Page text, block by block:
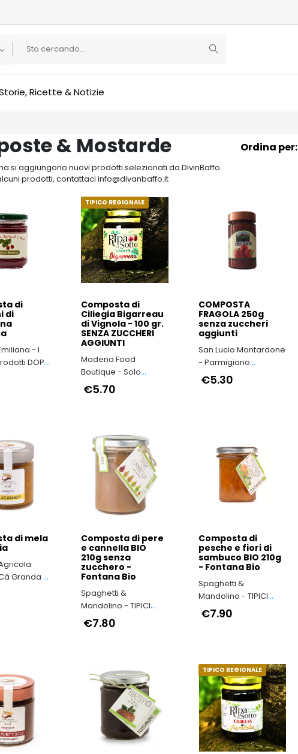
Ricette & Notizie
& Mostarde
si aggiungono nuovi prodotti selezionati da DivinBaffo.
prodotti, contattaci info@divanbaffo.it
Ordina per:
di
di
- I
DOP
TIPICO REGIONALE
Composta di
Ciliegia Bigarreau
di Vignola - 100 gr.
SENZA ZUCCHERI
AGGIUNTI
Modena Food
Boutique - Solo
Prodotti Tipici della
Provincia di Modena
€5.70
COMPOSTA
FRAGOLA 250g
senza zuccheri
aggiunti
San Lucio Montardone
- Parmigiano
Reggiano di
Montagna
€5.30
di mela
Granda -
made in
Composta di pere
e cannella BIO
210g senza
zucchero -
Fontana Bio
Spaghetti &
Mandolino - TIPICI
ITALIANI
€7.80
Composta di
pesche e fiori di
sambuco BIO 210g
- Fontana Bio
Spaghetti &
Mandolino - TIPICI
ITALIANI
€7.90
TIPICO REGIONALE